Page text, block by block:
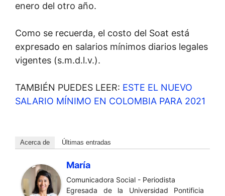
enero del otro año.
Como se recuerda, el costo del Soat está
expresado en salarios mínimos diarios legales
vigentes (s.m.d.l.v.).
TAMBIÉN PUEDES LEER: ESTE EL NUEVO
SALARIO MÍNIMO EN COLOMBIA PARA 2021
Acerca de Últimas entradas
María
Comunicadora Social - Periodista
Egresada de la Universidad Pontificia